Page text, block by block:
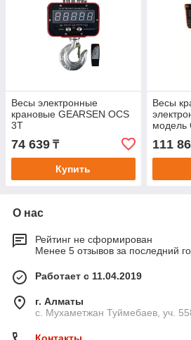
Весы электронные
крановые GEARSEN OCS
3T
74 639 ₸
Купить
Весы
модель
111
О нас
Рейтинг не сформирован
Менее 5 отзывов за последний
Работает с 11.04.2019
г. Алматы
с. Мухаметжан Туймебаев, уч.